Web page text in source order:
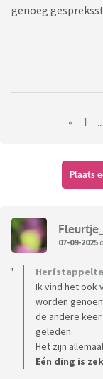
genoeg
« 1
Plaats
07-09-2025
Ik vind het ook
worden
de andere
geleden.
Het zijn
Eén ding is